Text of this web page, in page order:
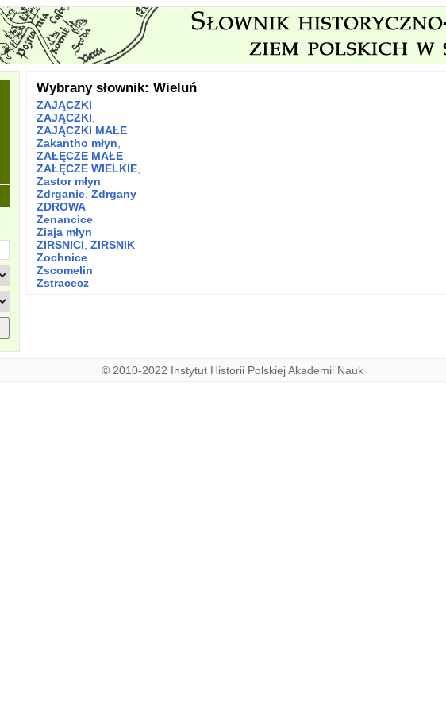
Wybrany słownik: Wieluń
ZAJĄCZKI
ZAJĄCZKI
ZAJĄCZKI MAŁE
Zakantho młyn
ZAŁĘCZE MAŁE
ZAŁĘCZE WIELKIE
Zastor młyn
Zdrganie Zdrgany
ZDROWA
Zenancice
Ziaja młyn
ZIRSNICI ZIRSNIK
Zochnice
Zscomelin
Zstracecz
© 2010-2022 Instytut Historii Polskiej Akademii Nauk